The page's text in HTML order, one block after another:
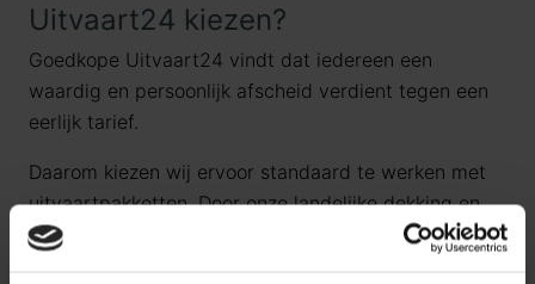
Uitvaart24 kiezen?
Goedkope Uitvaart24 vindt dat iedereen een
waardig en persoonlijk afscheid verdient tegen een
eerlijk tarief.
Daarom kiezen wij ervoor standaard te werken met
uitvaartpakketten. Door onze landelijke dekking en
jarenlange ervaring bieden wij uitvaartpakketten die